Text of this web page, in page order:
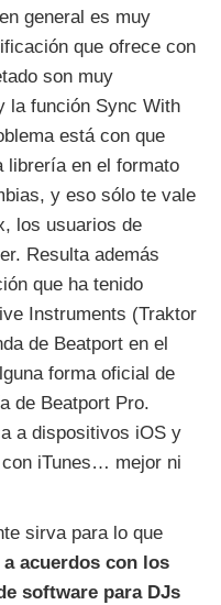
general es muy
que ofrece con
son muy
la función Sync With
está con que
librería en el formato
y eso sólo te vale
los usuarios de
Resulta además
que ha tenido
Instruments (Traktor
de Beatport en el
forma oficial de
de Beatport Pro.
a dispositivos iOS y
iTunes… mejor ni
sirva para lo que
acuerdos con los
software para DJs